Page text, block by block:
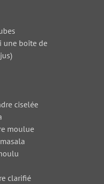
une boîte de
ciselée
moulue
clarifié